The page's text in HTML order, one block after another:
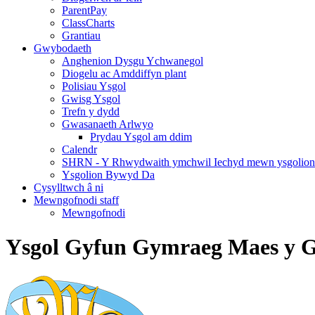
ParentPay
ClassCharts
Grantiau
Gwybodaeth
Anghenion Dysgu Ychwanegol
Diogelu ac Amddiffyn plant
Polisiau Ysgol
Gwisg Ysgol
Trefn y dydd
Gwasanaeth Arlwyo
Prydau Ysgol am ddim
Calendr
SHRN - Y Rhwydwaith ymchwil Iechyd mewn ysgolion
Ysgolion Bywyd Da
Cysylltwch â ni
Mewngofnodi staff
Mewngofnodi
Ysgol Gyfun Gymraeg Maes y